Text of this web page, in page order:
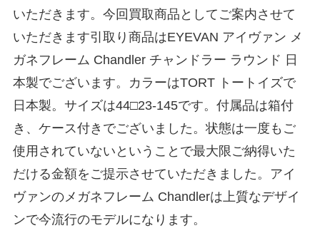
いただきます。今回買取商品としてご案内させて
いただきます引取り商品はEYEVAN アイヴァン メ
ガネフレーム Chandler チャンドラー ラウンド 日
本製でございます。カラーはTORT トートイズで
日本製。サイズは44□23-145です。付属品は箱付
き、ケース付きでございました。状態は一度もご
使用されていないということで最大限ご納得いた
だける金額をご提示させていただきました。アイ
ヴァンのメガネフレーム Chandlerは上質なデザイ
ンで今流行のモデルになります。